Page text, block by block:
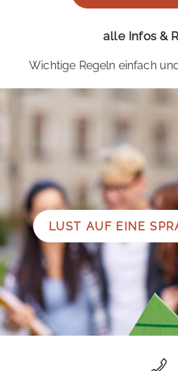
alle Infos &
Wichtige Regeln einfach
LUST AUF EINE